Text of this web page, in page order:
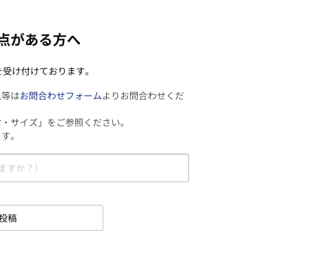
がある方へ
け付けております。
はお問合わせフォームよりお問合わせくだ
サイズ」をご参照ください。
。
稿